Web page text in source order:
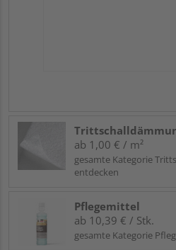
ab 1,00 € / m²
gesamte Kategorie
entdecken
Pflegemittel
ab 10,39 € / Stk.
gesamte Kategorie